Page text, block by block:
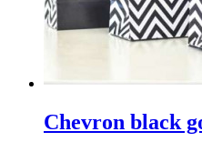
Chevron black